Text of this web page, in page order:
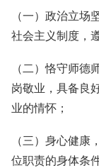
（一）政治立场
社会主义制度，
（二）恪守师德
岗敬业，具备良
业的情怀；
（三）身心健康
位职责的身体条